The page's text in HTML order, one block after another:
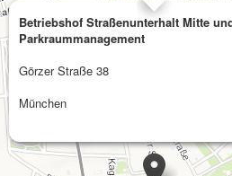
Betriebshof Straßenunterhalt Mitte
Parkraummanagement
Görzer Straße 38
München